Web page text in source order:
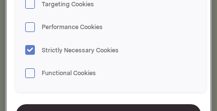
Velg i Panert
Er du allergisk?
Targeting Cookies
Performance Cookies
Strictly Necessary Cookies
Functional Cookies